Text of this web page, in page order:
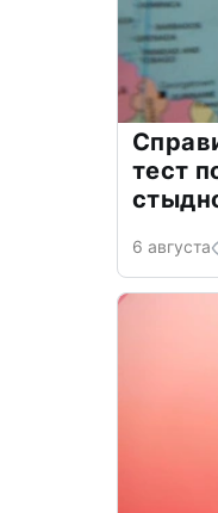
тест
6 августа